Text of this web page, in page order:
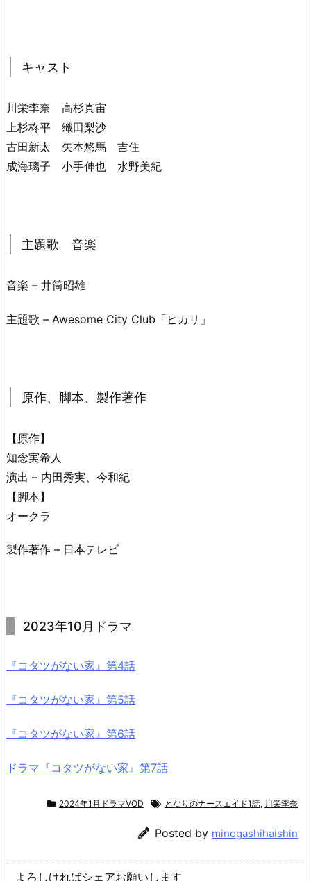
キャスト
川栄李奈 高杉真宙
上杉柊平 織田梨沙
古田新太 矢本悠馬 吉住
成海璃子 小手伸也 水野美紀
主題歌 音楽
音楽 – 井筒昭雄
主題歌 – Awesome City Club「ヒカリ」
原作、脚本、製作著作
【原作】
知念実希人
演出 – 内田秀実、今和紀
【脚本】
オークラ
製作著作 – 日本テレビ
2023年10月ドラマ
『コタツがない家』第4話
『コタツがない家』第5話
『コタツがない家』第6話
ドラマ『コタツがない家』第7話
2024年1月ドラマVOD となりのナースエイド1話, 川栄李奈
Posted by minogashihaishin
よろしければシェアお願いします